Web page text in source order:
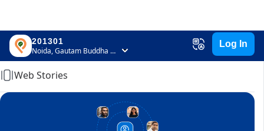
201301
Noida, Gautam Buddha Nagar, Uttar Pradesh
Log In
Home
Web Stories